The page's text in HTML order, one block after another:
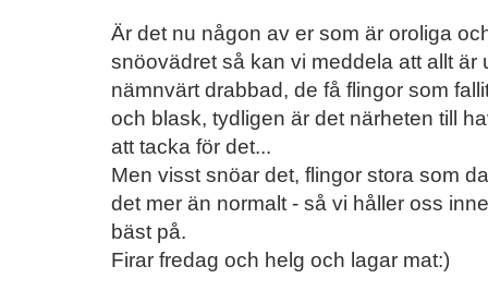
Är det nu någon av er som är oroliga
snöovädret så kan vi meddela att allt är
nämnvärt drabbad, de få flingor som
och blask, tydligen är det närheten till
att tacka för det...
Men visst snöar det, flingor stora som
det mer än normalt - så vi håller oss
bäst på.
Firar fredag och helg och lagar mat:)